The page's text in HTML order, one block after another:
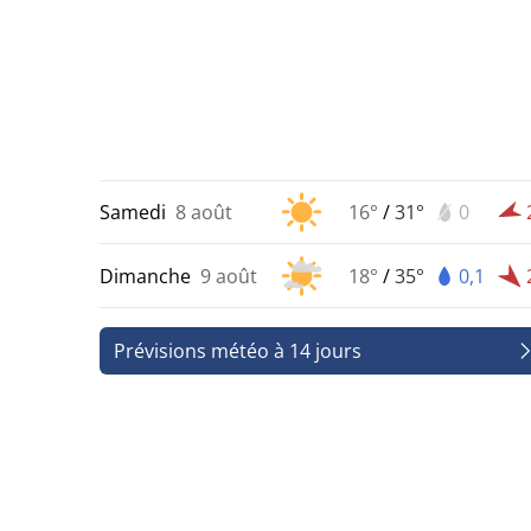
Samedi 8 août 16° /31° 0
Dimanche 9 août 18° /35° 0,1
Prévisions météo à 14 jours